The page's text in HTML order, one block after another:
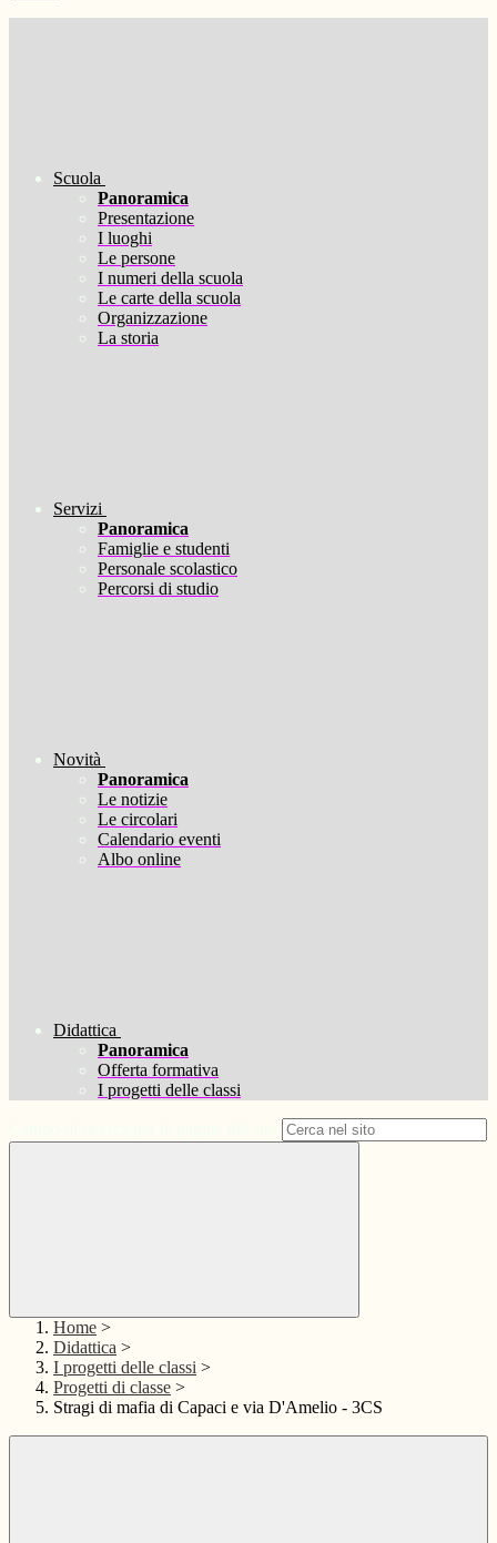
Scuola
Panoramica
Presentazione
I luoghi
Le persone
I numeri della scuola
Le carte della scuola
Organizzazione
La storia
Servizi
Panoramica
Famiglie e studenti
Personale scolastico
Percorsi di studio
Novità
Panoramica
Le notizie
Le circolari
Calendario eventi
Albo online
Didattica
Panoramica
Offerta formativa
I progetti delle classi
Home >
Didattica >
I progetti delle classi >
Progetti di classe >
Stragi di mafia di Capaci e via D'Amelio - 3CS